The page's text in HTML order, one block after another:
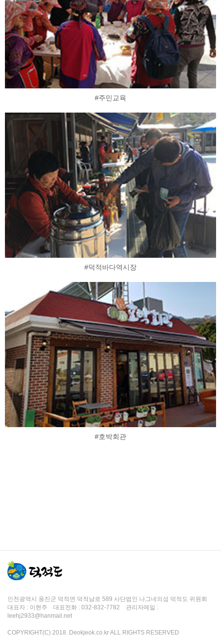
#주민교육
#덕적바다역시장
#호박회관
인천광역시 옹진군 덕적면 덕적남로 589 사단법인 나그네의섬 덕적도 위원회
대표자 : 이현주 대표전화 : 032-832-7782 관리자메일 :
leehj2933@hanmail.net
COPYRIGHT(C) 2018. Deokjeok.co.kr ALL RIGHTS RESERVED